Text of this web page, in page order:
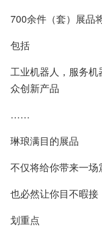
700余件（套）展品
包括
工业机器人，服务
众创新产品
……
琳琅满目的展品
不仅将给你带来一
也必然让你目不暇接
划重点